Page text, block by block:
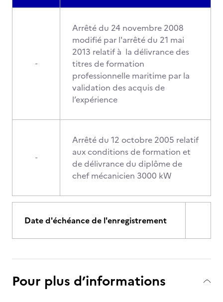
-
Arrêté du 24 novembre 2008
modifié par l'arrêté du 21 mai
2013 relatif à la délivrance des
titres de formation
professionnelle maritime par la
validation des acquis de
l’expérience
-
Arrêté du 12 octobre 2005 relatif
aux conditions de formation et
de délivrance du diplôme de
chef mécanicien 3000 kW
Date d'échéance de l'enregistrement
Pour plus d’informations